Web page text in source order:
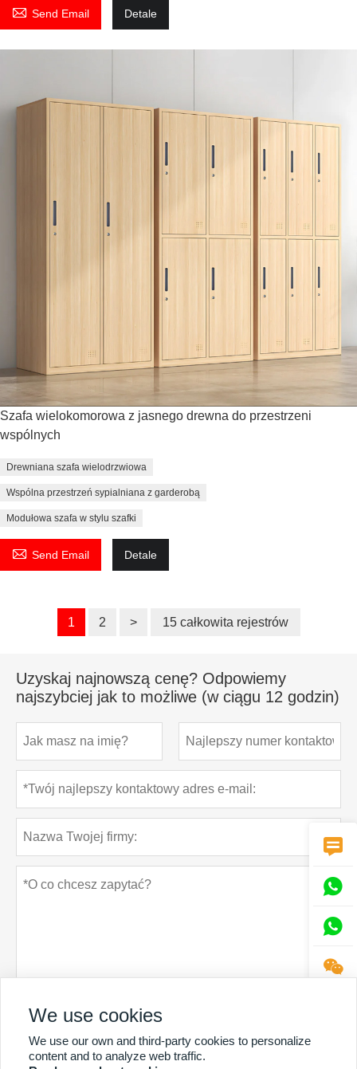
 Send Email Detale
Szafa wielokomorowa z jasnego drewna do przestrzeni
wspólnych
Drewniana szafa wielodrzwiowa
Wspólna przestrzeń sypialniana z garderobą
Modułowa szafa w stylu szafki
 Send Email Detale
1 2 > 15 całkowita rejestrów
Uzyskaj najnowszą cenę? Odpowiemy
najszybciej jak to możliwe (w ciągu 12 godzin)
Polityka prywatności




We use cookies
We use our own and third-party cookies to personalize
content and to analyze web traffic.